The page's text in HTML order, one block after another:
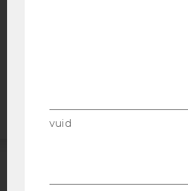
STUDIENBEWERBER*INNEN
vuid